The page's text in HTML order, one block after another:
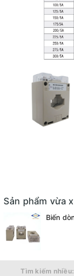
Sản phẩm vừa
Biến
Tìm kiếm nhiều: